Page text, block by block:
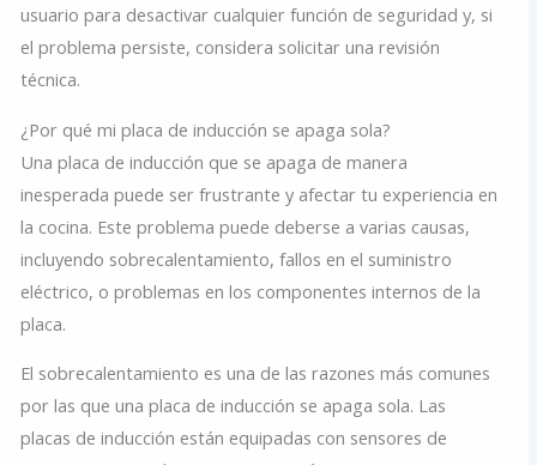
usuario para desactivar cualquier función de seguridad y, si
el problema persiste, considera solicitar una revisión
técnica.
¿Por qué mi placa de inducción se apaga sola?
Una placa de inducción que se apaga de manera
inesperada puede ser frustrante y afectar tu experiencia en
la cocina. Este problema puede deberse a varias causas,
incluyendo sobrecalentamiento, fallos en el suministro
eléctrico, o problemas en los componentes internos de la
placa.
El sobrecalentamiento es una de las razones más comunes
por las que una placa de inducción se apaga sola. Las
placas de inducción están equipadas con sensores de